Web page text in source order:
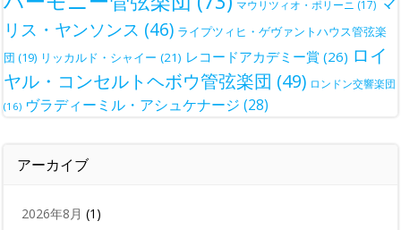
マウリツィオ・ポリーニ (17)
リス・ヤンソンス (46) ライプツィヒ・ゲヴァントハウス管弦楽
団 (19) リッカルド・シャイー (21) レコードアカデミー賞 (26) ロイ
ヤル・コンセルトヘボウ管弦楽団 (49) ロンドン交響楽団
(16) ヴラディーミル・アシュケナージ (28)
アーカイブ
2026年8月 (1)